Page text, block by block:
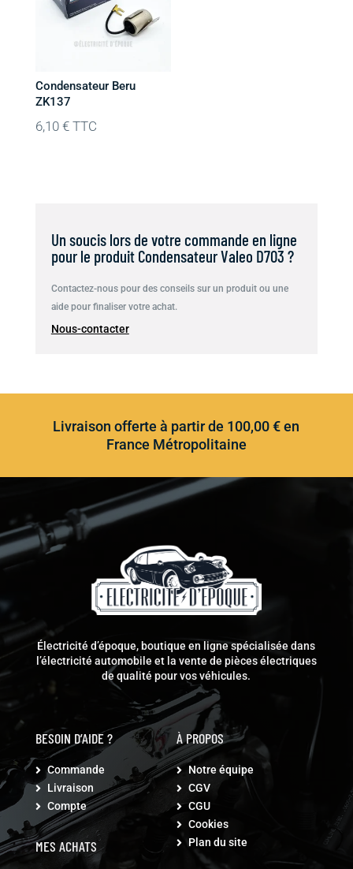
Condensateur Beru
ZK137
6,10 € TTC
Un soucis lors de votre commande en ligne
pour le produit Condensateur Valeo D703 ?
Contactez-nous pour des conseils sur un produit ou une
aide pour finaliser votre achat.
Nous-contacter
Livraison offerte à partir de 100,00 € en
France Métropolitaine
Électricité d’époque, boutique en ligne spécialisée dans
l’électricité automobile et la vente de pièces électriques
de qualité pour vos véhicules.
BESOIN D’AIDE ?
 Commande
 Livraison
 Compte
MES ACHATS
À PROPOS
 Notre équipe
 CGV
 CGU
 Cookies
 Plan du site